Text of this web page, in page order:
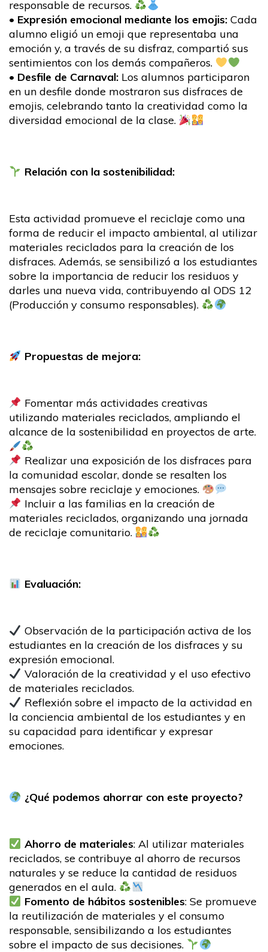
responsable de recursos.
• Expresión emocional mediante los emojis: Cada
alumno eligió un emoji que representaba una
emoción y, a través de su disfraz, compartió sus
sentimientos con los demás compañeros.
• Desfile de Carnaval: Los alumnos participaron
en un desfile donde mostraron sus disfraces de
emojis, celebrando tanto la creatividad como la
diversidad emocional de la clase.
Relación con la sostenibilidad:
Esta actividad promueve el reciclaje como una
forma de reducir el impacto ambiental, al utilizar
materiales reciclados para la creación de los
disfraces. Además, se sensibilizó a los estudiantes
sobre la importancia de reducir los residuos y
darles una nueva vida, contribuyendo al ODS 12
(Producción y consumo responsables).
Propuestas de mejora:
Fomentar más actividades creativas
utilizando materiales reciclados, ampliando el
alcance de la sostenibilidad en proyectos de arte.
Realizar una exposición de los disfraces para
la comunidad escolar, donde se resalten los
mensajes sobre reciclaje y emociones.
Incluir a las familias en la creación de
materiales reciclados, organizando una jornada
de reciclaje comunitario.
Evaluación:
Observación de la participación activa de los
estudiantes en la creación de los disfraces y su
expresión emocional.
Valoración de la creatividad y el uso efectivo
de materiales reciclados.
Reflexión sobre el impacto de la actividad en
la conciencia ambiental de los estudiantes y en
su capacidad para identificar y expresar
emociones.
¿Qué podemos ahorrar con este proyecto?
Ahorro de materiales: Al utilizar materiales
reciclados, se contribuye al ahorro de recursos
naturales y se reduce la cantidad de residuos
generados en el aula.
Fomento de hábitos sostenibles: Se promueve
la reutilización de materiales y el consumo
responsable, sensibilizando a los estudiantes
sobre el impacto de sus decisiones.